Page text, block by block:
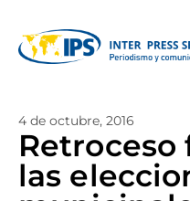
4 de octubre, 2016
las